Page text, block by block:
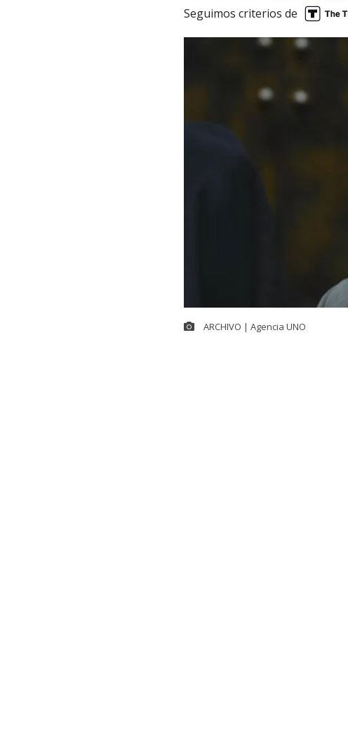
Seguimos criterios de
ARCHIVO | Agencia UNO